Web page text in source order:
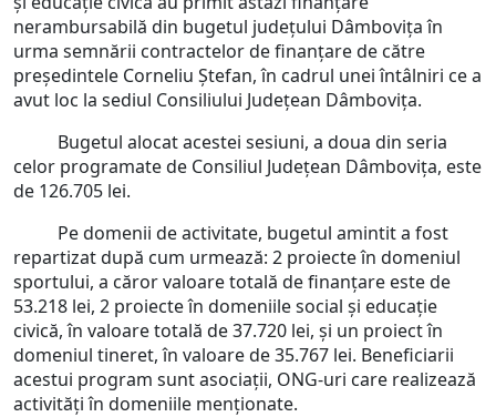
nerambursabilă din bugetul județului Dâmbovița în
urma semnării contractelor de finanțare de către
președintele Corneliu Ștefan, în cadrul unei întâlniri ce a
avut loc la sediul Consiliului Județean Dâmbovița.
Bugetul alocat acestei sesiuni, a doua din seria
celor programate de Consiliul Județean Dâmbovița, este
de 126.705 lei.
Pe domenii de activitate, bugetul amintit a fost
repartizat după cum urmează: 2 proiecte în domeniul
sportului, a căror valoare totală de finanțare este de
53.218 lei, 2 proiecte în domeniile social și educație
civică, în valoare totală de 37.720 lei, și un proiect în
domeniul tineret, în valoare de 35.767 lei. Beneficiarii
acestui program sunt asociații, ONG-uri care realizează
activități în domeniile menționate.